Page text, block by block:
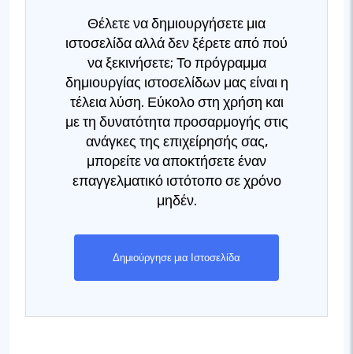
Θέλετε να δημιουργήσετε μια
ιστοσελίδα αλλά δεν ξέρετε από πού
να ξεκινήσετε; Το πρόγραμμα
δημιουργίας ιστοσελίδων μας είναι η
τέλεια λύση. Εύκολο στη χρήση και
με τη δυνατότητα προσαρμογής στις
ανάγκες της επιχείρησής σας,
μπορείτε να αποκτήσετε έναν
επαγγελματικό ιστότοπο σε χρόνο
μηδέν.
Δημιούργησε μια Ιστοσελίδα